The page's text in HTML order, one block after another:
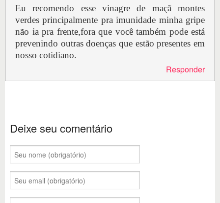
Eu recomendo esse vinagre de maçã montes
verdes principalmente pra imunidade minha gripe
não ia pra frente,fora que você também pode está
prevenindo outras doenças que estão presentes em
nosso cotidiano.
Responder
Deixe seu comentário